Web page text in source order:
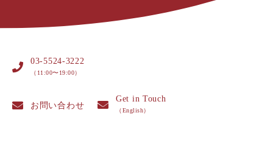
03-5524-3222
（11:00〜19:00）
お問い合わせ
Get in Touch
（English）